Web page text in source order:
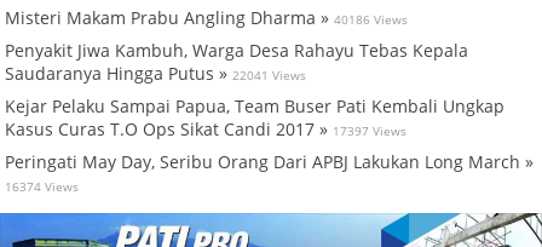
Misteri Makam Prabu Angling Dharma » 40186 Views
Penyakit Jiwa Kambuh, Warga Desa Rahayu Tebas Kepala
Saudaranya Hingga Putus » 22041 Views
Kejar Pelaku Sampai Papua, Team Buser Pati Kembali Ungkap
Kasus Curas T.O Ops Sikat Candi 2017 » 17397 Views
Peringati May Day, Seribu Orang Dari APBJ Lakukan Long March »
16374 Views